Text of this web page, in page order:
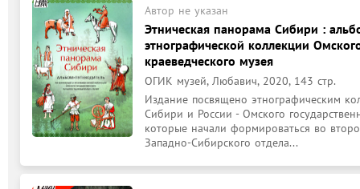
Автор не указан
Этническая панорама Сибири :
этнографической коллекции
краеведческого музея
ОГИК музей, Любавич, 2020, 143 стр.
Издание посвящено этнографическим
Сибири и России - Омского
которые начали формироваться во
Западно-Сибирского отдела...